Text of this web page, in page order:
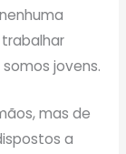
jovens.
mas de
a